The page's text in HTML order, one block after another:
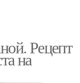
Рецепт
на